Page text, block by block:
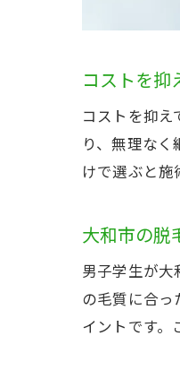
コストを抑
コストを抑
り、無理な
けで選ぶと施
大和市の脱
男子学生が
の毛質に合
イントです。